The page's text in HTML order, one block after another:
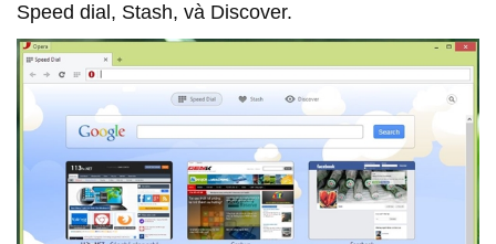
Speed dial, Stash, và Discover.